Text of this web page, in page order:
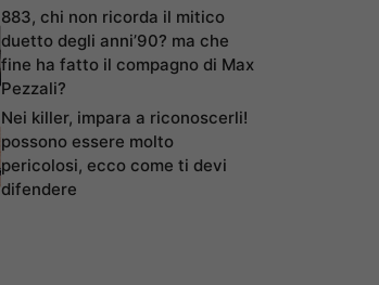
883, chi non ricorda il mitico
duetto degli anni’90? ma che
fine ha fatto il compagno di Max
Pezzali?
Nei killer, impara a riconoscerli!
possono essere molto
pericolosi, ecco come ti devi
difendere